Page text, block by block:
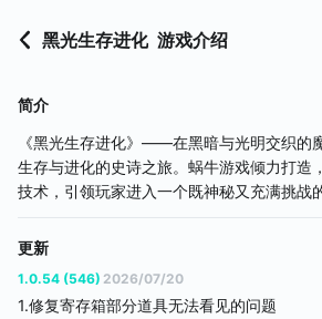
黑光生存进化 游戏介绍
简介
《黑光生存进化》——在黑暗与光明交织的
生存与进化的史诗之旅。蜗牛游戏倾力打造
技术，引领玩家进入一个既神秘又充满挑战
更新
1.0.54 (546) 2026/07/20
1.修复寄存箱部分道具无法看见的问题